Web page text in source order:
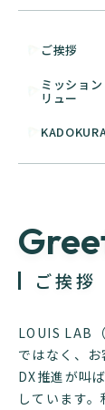
ご挨拶
ミッショ
リュー
ご挨拶
LOUIS LAB
ではなく、お
DX推進が叫
しています